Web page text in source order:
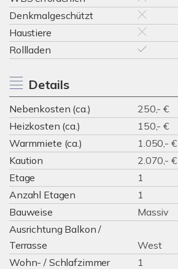
Denkmalgeschützt
Haustiere
Rollladen
Details
Nebenkosten (ca.)
250,- €
Heizkosten (ca.)
150,- €
Warmmiete (ca.)
1.050,- €
Kaution
2.070,- €
Etage
1
Anzahl Etagen
1
Bauweise
Massiv
Ausrichtung Balkon /
Terrasse
West
Wohn- / Schlafzimmer
1